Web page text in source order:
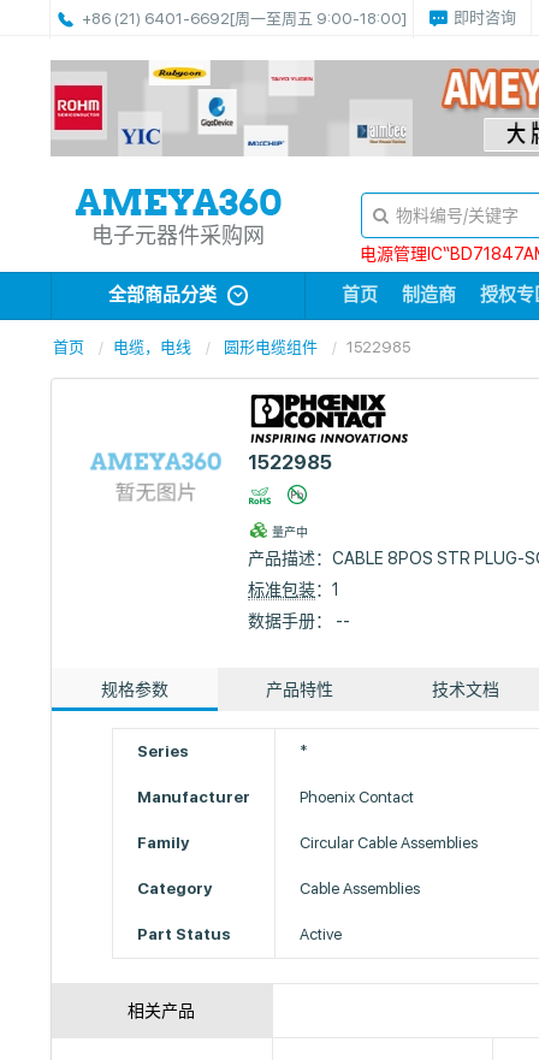
+86 (21) 6401-6692[周一至周五 9:00-18:00] 即时咨询
电子元器件采购网
电源管理
全部商品分类 首页 制造商 授权专
首页 电缆，电线 圆形电缆组件 1522985
1522985
量产中
产品描述：CABLE 8POS STR PLUG-
标准包装：1
数据手册： --
规格参数 产品特性 技术文档
Series *
Manufacturer Phoenix Contact
Family Circular Cable Assemblies
Category Cable Assemblies
Part Status Active
相关产品